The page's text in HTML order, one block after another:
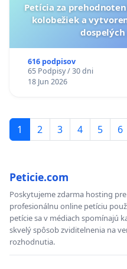
Petícia za
kolobežiek a
616 podpisov
65 Podpisy / 30 dni
18 Jun 2026
1 2 3 4 5 6
Peticie.com
Poskytujeme zdarma hosting
profesionálnu online petíciu
petície sa v médiach spomínajú
skvelý spôsob zviditelnenia na
rozhodnutia.